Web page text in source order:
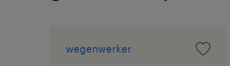
wegenwerker